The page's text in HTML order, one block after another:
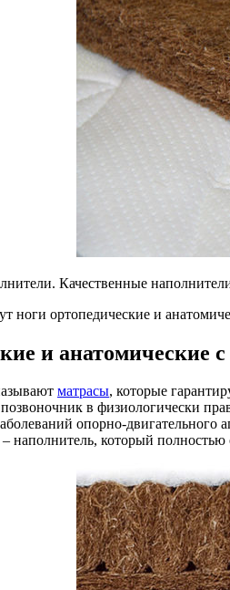
Качественные
ноги ортопедические и
и анатомические
матрасы, которые
в физиологически
опорно-
наполнитель, который полностью